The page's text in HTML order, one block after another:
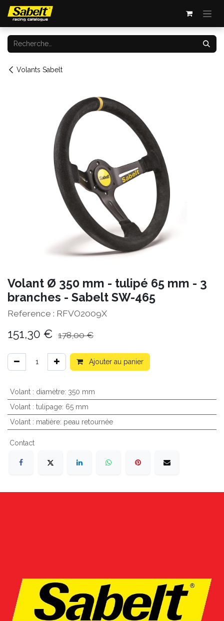
Se rendre au contenu
Volants Sabelt
Volant Ø 350 mm - tulipé 65 mm - 3
branches - Sabelt SW-465
Reference : RFVO2009X
151,30 € 178,00€
Ajouter au panier
Volant : diamètre: 350 mm
Volant : tulipage: 65 mm
Volant : matière: peau retournée
Contact